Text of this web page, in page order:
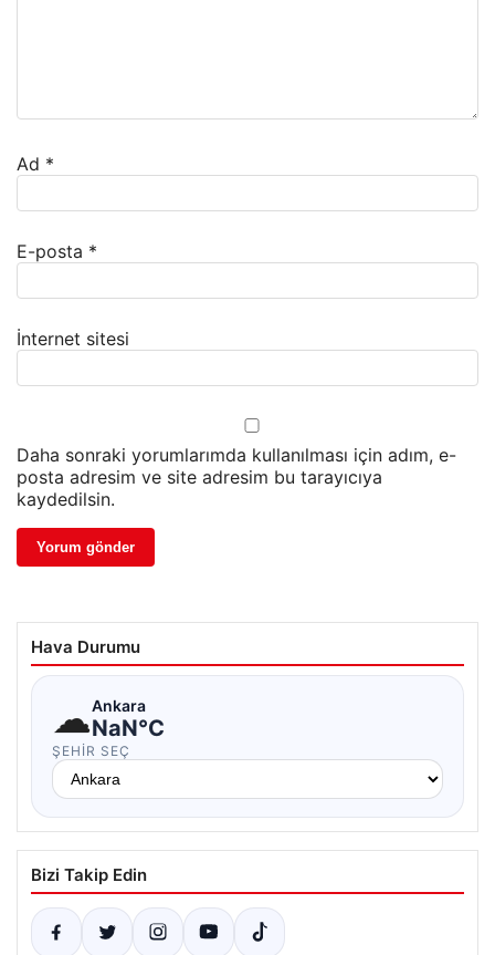
Ad *
E-posta *
İnternet sitesi
Daha sonraki yorumlarımda kullanılması için adım, e-
posta adresim ve site adresim bu tarayıcıya
kaydedilsin.
Hava Durumu
☁Ankara
NaN°C
ŞEHIR SEÇ
Bizi Takip Edin